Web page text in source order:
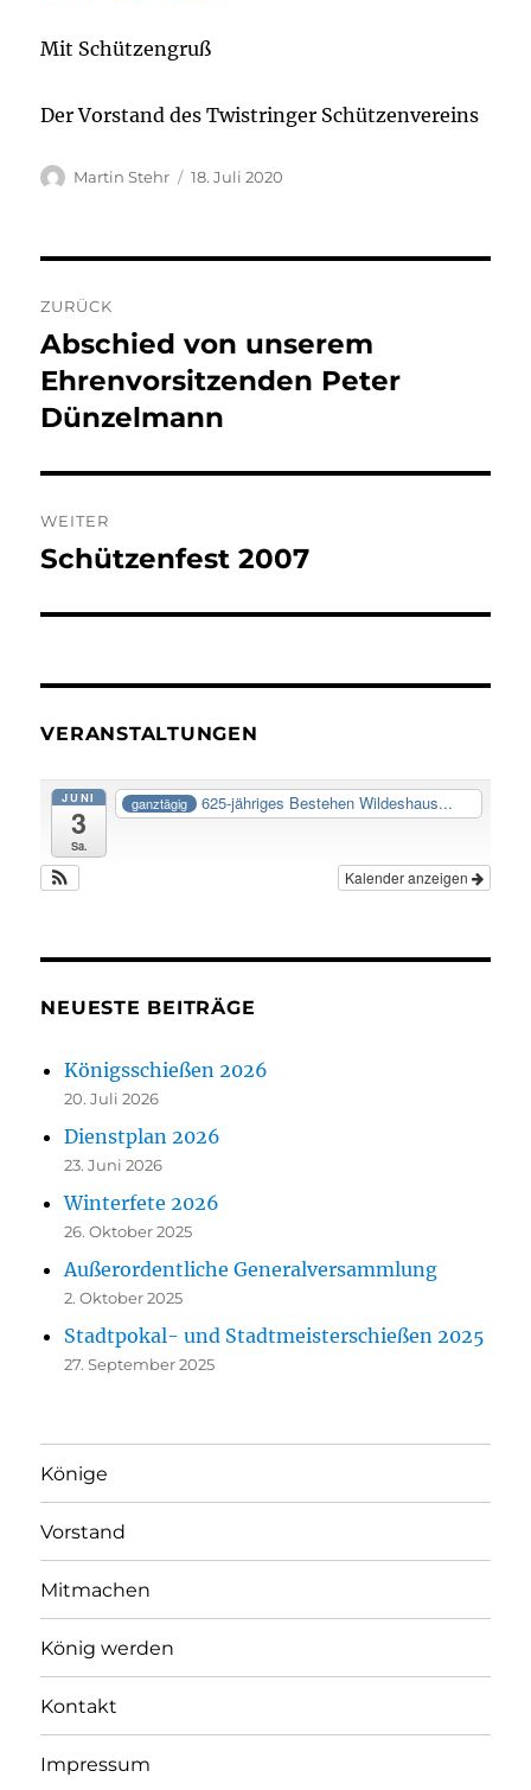
Mit Schützengruß
Der Vorstand des Twistringer Schützenvereins
Autor
Martin Stehr
Veröffentlicht
18. Juli 2020
ZURÜCK
Vorheriger
Beitrag:
Abschied von unserem
Ehrenvorsitzenden Peter
Dünzelmann
WEITER
Nächster
Schützenfest 2007
VERANSTALTUNGEN
JUNI
3
Sa.
ganztägig 625-jähriges Bestehen Wildeshaus...
Kalender anzeigen
NEUESTE BEITRÄGE
Königsschießen 2026
20. Juli 2026
Dienstplan 2026
23. Juni 2026
Winterfete 2026
26. Oktober 2025
Außerordentliche Generalversammlung
2. Oktober 2025
Stadtpokal- und Stadtmeisterschießen 2025
27. September 2025
Könige
Vorstand
Mitmachen
König werden
Kontakt
Impressum